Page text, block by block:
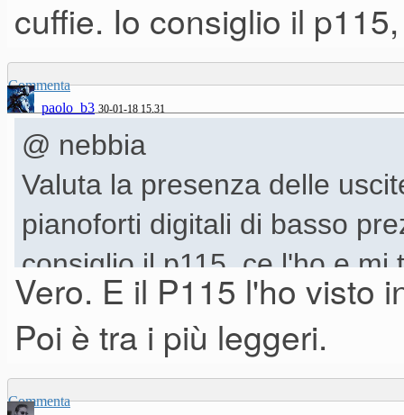
cuffie. Io consiglio il
Commenta
paolo_b3 30-01-18 15.31
@ nebbia
Valuta la presenza delle
pianoforti digitali di basso
consiglio il p115, ce l'ho e mi
Vero. E il P115 l'ho visto
Poi è tra i più leggeri.
Commenta